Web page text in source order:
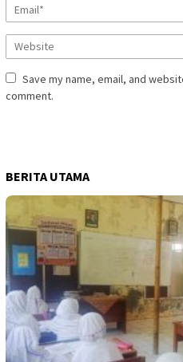
Save my name, email, and
comment.
BERITA UTAMA